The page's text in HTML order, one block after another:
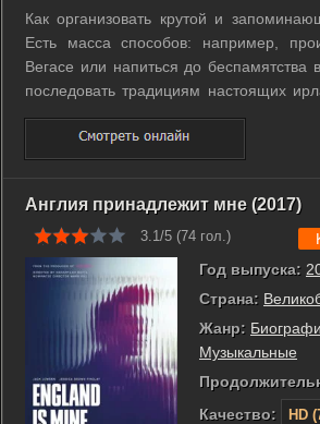
Как организовать крутой и
Есть масса способов: например,
Вегасе или напиться до беспамятства
последовать традициям настоящих
двинуть в лес. Здесь, вдали от
служб, вас ничто не остановит. И
мертвым. ...
Англия принадлежит мне (2017)
3.1/5 (74 гол.)
Год выпуска:
Страна:
Жанр:
Музыкальные
Качество:
HD